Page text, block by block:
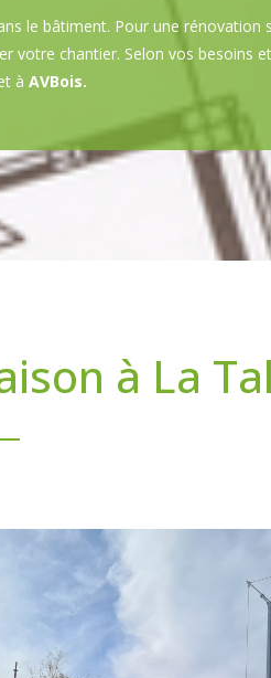
le bâtiment. Pour une rénovation
votre chantier. Selon vos besoins
à AVBois.
à La